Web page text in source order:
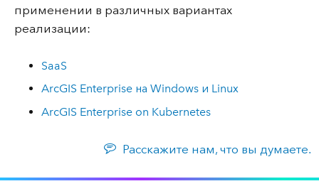
применении в различных вариантах
реализации:
SaaS
ArcGIS Enterprise на Windows и Linux
ArcGIS Enterprise on Kubernetes
Расскажите нам, что вы думаете.